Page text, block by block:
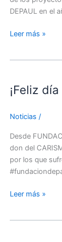
DEPAUL en el
Leer más »
¡Feliz
Noticias /
Desde
don del
por los que
de
Vicente
Paul”
Leer más »